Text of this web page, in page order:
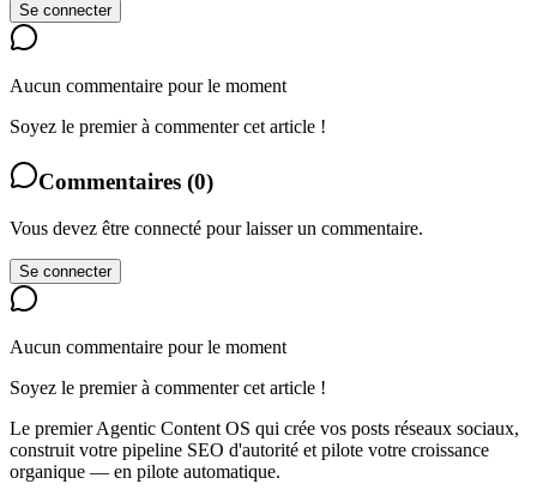
Se connecter
Aucun commentaire pour le moment
Soyez le premier à commenter cet article !
Commentaires (0)
Vous devez être connecté pour laisser un commentaire.
Se connecter
Aucun commentaire pour le moment
Soyez le premier à commenter cet article !
Le premier Agentic Content OS qui crée vos posts réseaux sociaux,
construit votre pipeline SEO d'autorité et pilote votre croissance
organique — en pilote automatique.